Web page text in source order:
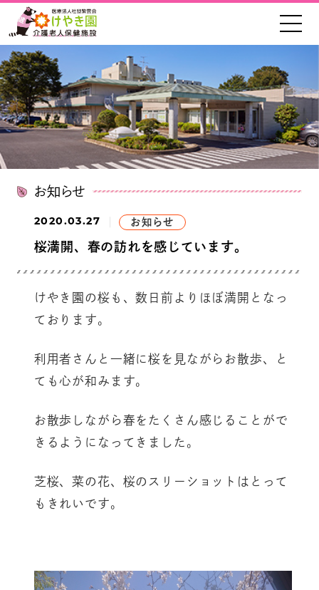
お知らせ
2020.03.27 お知らせ
桜満開、春の訪れを感じています。
けやき園の桜も、数日前よりほぼ満開となっ
ております。
利用者さんと一緒に桜を見ながらお散歩、と
ても心が和みます。
お散歩しながら春をたくさん感じることがで
きるようになってきました。
芝桜、菜の花、桜のスリーショットはとって
もきれいです。